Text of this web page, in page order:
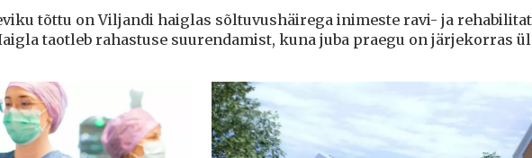
tõttu on Viljandi haiglas sõltuvushäirega inimeste ravi- ja
taotleb rahastuse suurendamist, kuna juba praegu on järjekorras